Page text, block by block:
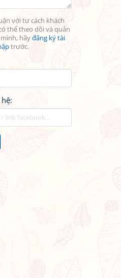
với tư cách khách
thể theo dõi và quản
hãyđăng ký tài
trước.